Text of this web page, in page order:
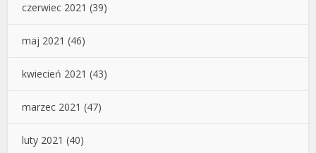
czerwiec 2021 (39)
maj 2021 (46)
kwiecień 2021 (43)
marzec 2021 (47)
luty 2021 (40)